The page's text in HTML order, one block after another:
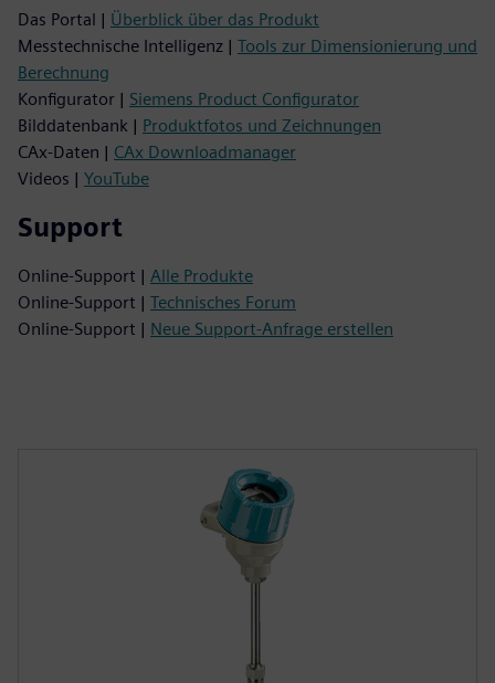
Das Portal | Überblick über das Produkt
Messtechnische Intelligenz | Tools zur Dimensionierung und
Berechnung
Konfigurator | Siemens Product Configurator
Bilddatenbank | Produktfotos und Zeichnungen
CAx-Daten | CAx Downloadmanager
Videos | YouTube
Support
Online-Support | Alle Produkte
Online-Support | Technisches Forum
Online-Support | Neue Support-Anfrage erstellen